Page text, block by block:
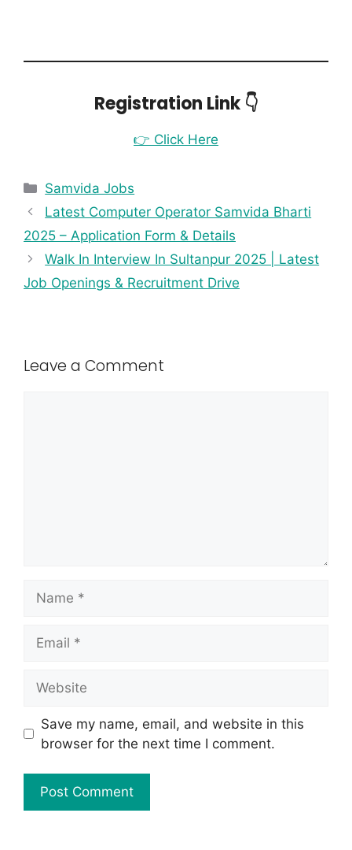
Registration Link 👇
👉 Click Here
Samvida Jobs
Latest Computer Operator Samvida Bharti
2025 – Application Form & Details
Walk In Interview In Sultanpur 2025 | Latest
Job Openings & Recruitment Drive
Leave a Comment
Save my name, email, and website in this
browser for the next time I comment.